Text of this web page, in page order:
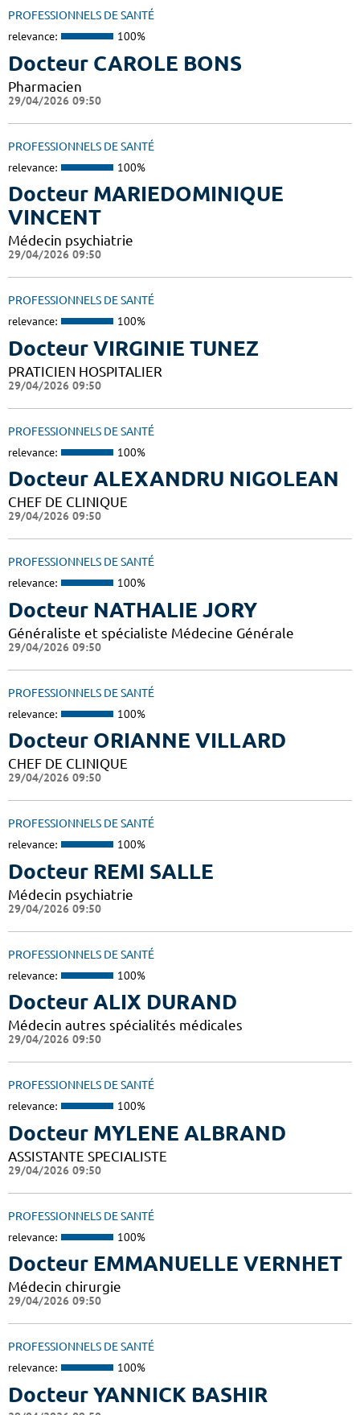
PROFESSIONNELS DE SANTÉ
relevance: 100%
Docteur CAROLE BONS
Pharmacien
29/04/2026 09:50
PROFESSIONNELS DE SANTÉ
relevance: 100%
Docteur MARIEDOMINIQUE
VINCENT
Médecin psychiatrie
29/04/2026 09:50
PROFESSIONNELS DE SANTÉ
relevance: 100%
Docteur VIRGINIE TUNEZ
PRATICIEN HOSPITALIER
29/04/2026 09:50
PROFESSIONNELS DE SANTÉ
relevance: 100%
Docteur ALEXANDRU NIGOLEAN
CHEF DE CLINIQUE
29/04/2026 09:50
PROFESSIONNELS DE SANTÉ
relevance: 100%
Docteur NATHALIE JORY
Généraliste et spécialiste Médecine Générale
29/04/2026 09:50
PROFESSIONNELS DE SANTÉ
relevance: 100%
Docteur ORIANNE VILLARD
CHEF DE CLINIQUE
29/04/2026 09:50
PROFESSIONNELS DE SANTÉ
relevance: 100%
Docteur REMI SALLE
Médecin psychiatrie
29/04/2026 09:50
PROFESSIONNELS DE SANTÉ
relevance: 100%
Docteur ALIX DURAND
Médecin autres spécialités médicales
29/04/2026 09:50
PROFESSIONNELS DE SANTÉ
relevance: 100%
Docteur MYLENE ALBRAND
ASSISTANTE SPECIALISTE
29/04/2026 09:50
PROFESSIONNELS DE SANTÉ
relevance: 100%
Docteur EMMANUELLE VERNHET
Médecin chirurgie
29/04/2026 09:50
PROFESSIONNELS DE SANTÉ
relevance: 100%
Docteur YANNICK BASHIR